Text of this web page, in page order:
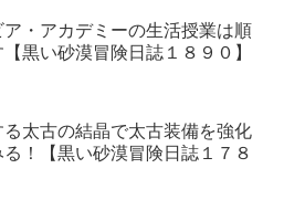
ア・アカデミーの生活授業は順
黒い砂漠冒険日誌１８９０】
る太古の結晶で太古装備を強化
る！【黒い砂漠冒険日誌１７８